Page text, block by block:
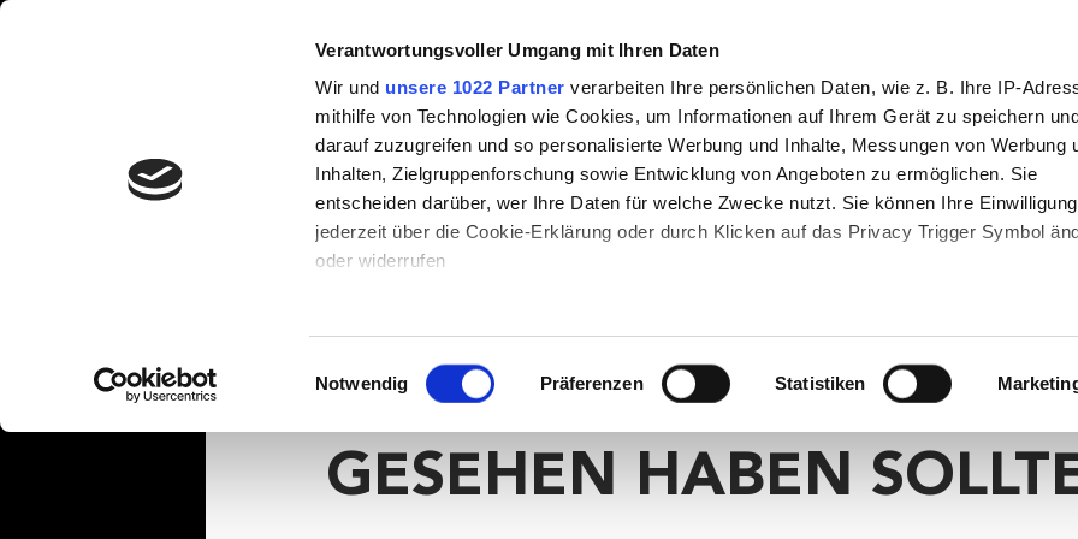
Verantwortungsvoller Umgang mit Ihren Daten
Wir und unsere 1022 Partner verarbeiten Ihre persönlichen Daten, wie z. B. Ihre IP-
mithilfe von Technologien wie Cookies, um Informationen auf Ihrem Gerät zu speichern
darauf zuzugreifen und so personalisierte Werbung und Inhalte, Messungen von Werbung
Inhalten, Zielgruppenforschung sowie Entwicklung von Angeboten zu ermöglichen. Sie
entscheiden darüber, wer Ihre Daten für welche Zwecke nutzt. Sie können Ihre Einwilligung
jederzeit über die Cookie-Erklärung oder durch Klicken auf das Privacy Trigger Symbol
oder widerrufen
können
Ihr Gerät durch aktives Scannen nach bestimmten Merkmalen (Fingerprinting)
Präferenzen im
Abschnitt Einzelheitenfest.
Einwilligungsauswahl
Notwendig Präferenzen Statistiken
50/12
ALLE BEITRÄGE VORBEREITUNG MEGAMARSCH STRECKEN WISSENSWERTES
ERNÄHRUNG GESUNDHEIT
AUSRÜSTUNG Megamarsch bei Nacht Nachtwanderung
Packliste NEUHEIT
3 YOUTUBE-VIDEOS, DIE
JEDER MEGAMARSCHER
GESEHEN HABEN
Team Megamarsch